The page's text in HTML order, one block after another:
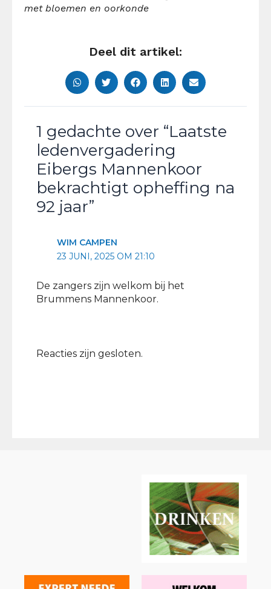
met bloemen en oorkonde
Deel dit artikel:
1 gedachte over “Laatste
ledenvergadering
Eibergs Mannenkoor
bekrachtigt opheffing na
92 jaar”
WIM CAMPEN
23 JUNI, 2025 OM 21:10
De zangers zijn welkom bij het
Brummens Mannenkoor.
Reacties zijn gesloten.